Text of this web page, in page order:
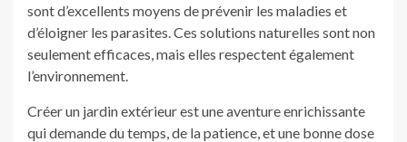
sont d’excellents moyens de prévenir les maladies et
d’éloigner les parasites. Ces solutions naturelles sont non
seulement efficaces, mais elles respectent également
l’environnement.
Créer un jardin extérieur est une aventure enrichissante
qui demande du temps, de la patience, et une bonne dose